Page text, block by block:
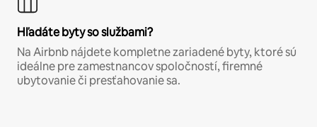
Hľadáte byty so službami?
Na Airbnb nájdete kompletne zariadené byty, ktoré sú
ideálne pre zamestnancov spoločností, firemné
ubytovanie či presťahovanie sa.